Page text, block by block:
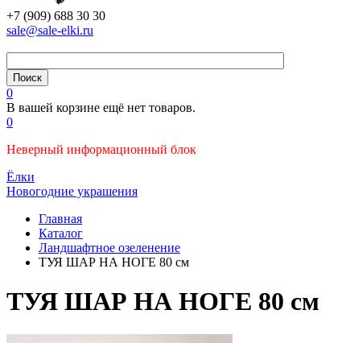
+7 (909) 688 30 30
sale@sale-elki.ru
0
В вашей корзине ещё нет товаров.
0
Неверный информационный блок
Ёлки
Новогодние украшения
Главная
Каталог
Ландшафтное озеленение
ТУЯ ШАР НА НОГЕ 80 см
ТУЯ ШАР НА НОГЕ 80 см